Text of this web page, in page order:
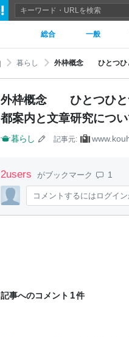
総合 一般
暮らし
外枠概念 ひとつひと
都案内と文章研究に
暮らし 記事元:
2users がブックマーク 1
コメントするにはログイ
記事へのコメント 1件